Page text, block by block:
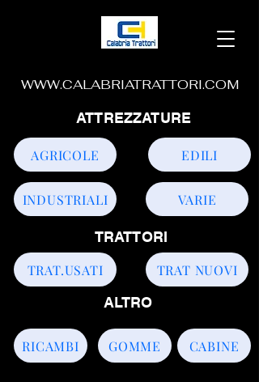
WWW.CALABRIATRATTORI.COM
TRAT.USATI TRAT NUOVI
INDUSTRIALI
AGRICOLE EDILI
VARIE
CABINE
GOMME
RICAMBI
ATTREZZATURE
TRATTORI
ALTRO